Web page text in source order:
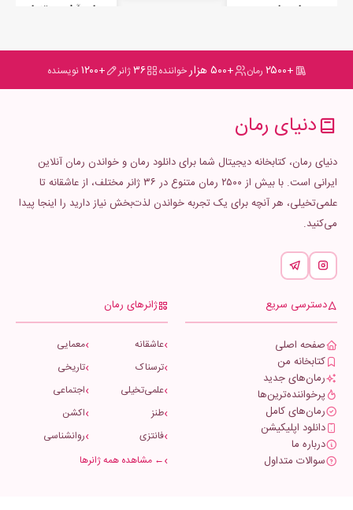
رمان دلبریده
رمان آرام در تنهایی
+۲۵۰۰ رمان +۵۰۰ هزار خواننده ۳۶ژانر +۱۲۰۰ نویسنده
دنیای رمان
دنیای رمان، کتابخانه دیجیتال شما برای دانلود رمان و خواندن رمان آنلاین
ایرانی است. با بیش از ۲۵۰۰ رمان متنوع در ۳۶ ژانر مختلف، از عاشقانه تا
علمی‌تخیلی، هر آنچه برای یک تجربه خواندن لذت‌بخش نیاز دارید را اینجا پیدا
می‌کنید.
دسترسی سریع
صفحه اصلی
کتابخانه من
رمان‌های جدید
پرخواننده‌ترین‌ها
رمان‌های کامل
دانلود اپلیکیشن
درباره ما
سوالات متداول
ژانرهای رمان
عاشقانه
معمایی
ترسناک
تاریخی
علمی‌تخیلی
اجتماعی
طنز
اکشن
فانتزی
روانشناسی
← مشاهده همه ژانرها